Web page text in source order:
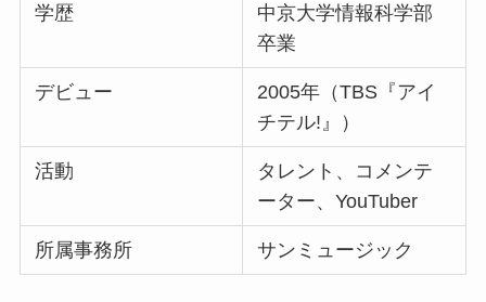
学歴
中京大学情報科学部
卒業
デビュー
2005年（TBS『アイ
チテル!』）
活動
タレント、コメンテ
ーター、YouTuber
所属事務所 サンミュージック